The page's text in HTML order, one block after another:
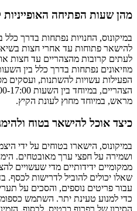
מהן שעות הפתיחה האופייניות
להישאר פתוחות עד אחרי חצות
לעתים קרובות מהצהריים עד חצות
הפעילות עשויות להשתנות, ועסקים
מראש, במיוחד מחוץ לעונת הקיץ.
כיצד אוכל להישאר בטוח
במיקונוס, הישארו בטוחים על ידי
ושמירה על חפצי ערך מאובטחים.
ממקומיים ידידותיים מדי שעשויים
שאלו יכולים להוביל לדרישות
עבור פריטים נוספים, והסכים על
כדי למנוע טעינת יתר. השתמש
הסיכון של רפרוף כרטיס. לבסוף,